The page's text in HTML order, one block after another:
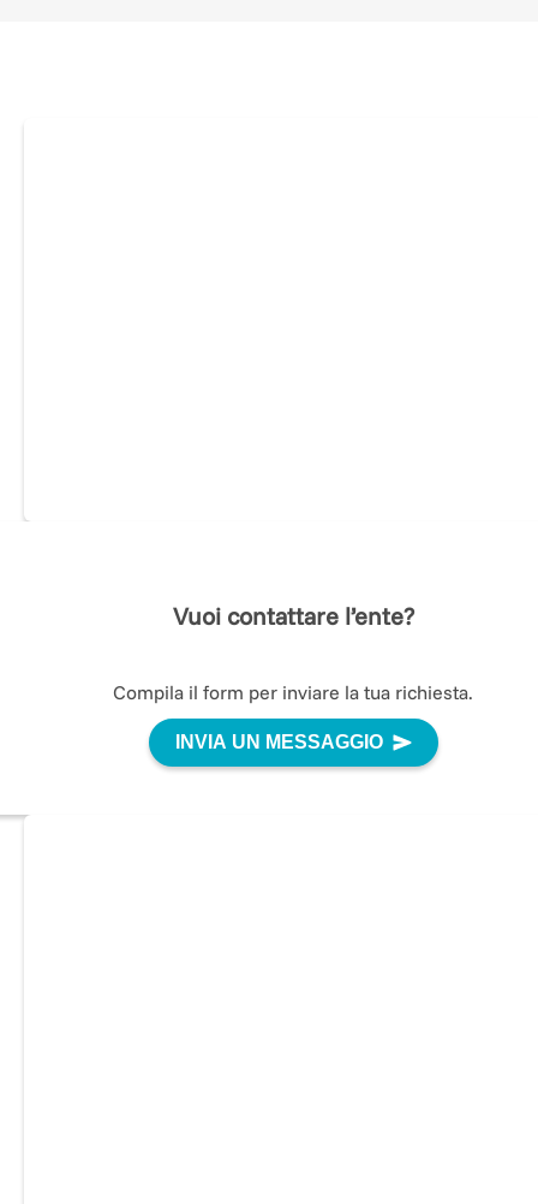
Vuoi contattare l’ente?
Compila il form per inviare la tua richiesta.
INVIA UN MESSAGGIO